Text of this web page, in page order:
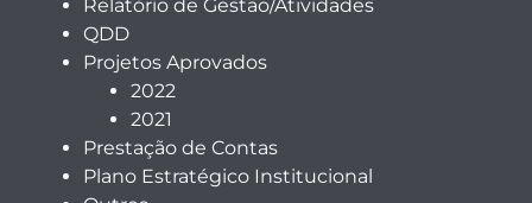
Relatório de Gestão/Atividades
QDD
Projetos Aprovados
2022
2021
Prestação de Contas
Plano Estratégico Institucional